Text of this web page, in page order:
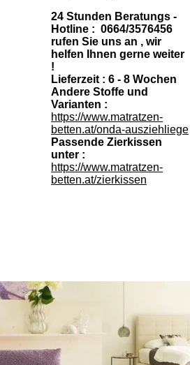
24 Stunden Beratungs -
Hotline : 0664/3576456
rufen Sie uns an , wir
helfen Ihnen gerne weiter
!
Lieferzeit : 6 - 8 Wochen
Andere Stoffe und
Varianten :
https://www.matratzen-
betten.at/onda-ausziehliege
Passende Zierkissen
unter :
https://www.matratzen-
betten.at/zierkissen